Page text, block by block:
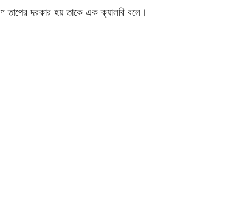
তাপের দরকার হয় তাকে এক ক্যালরি বলে।